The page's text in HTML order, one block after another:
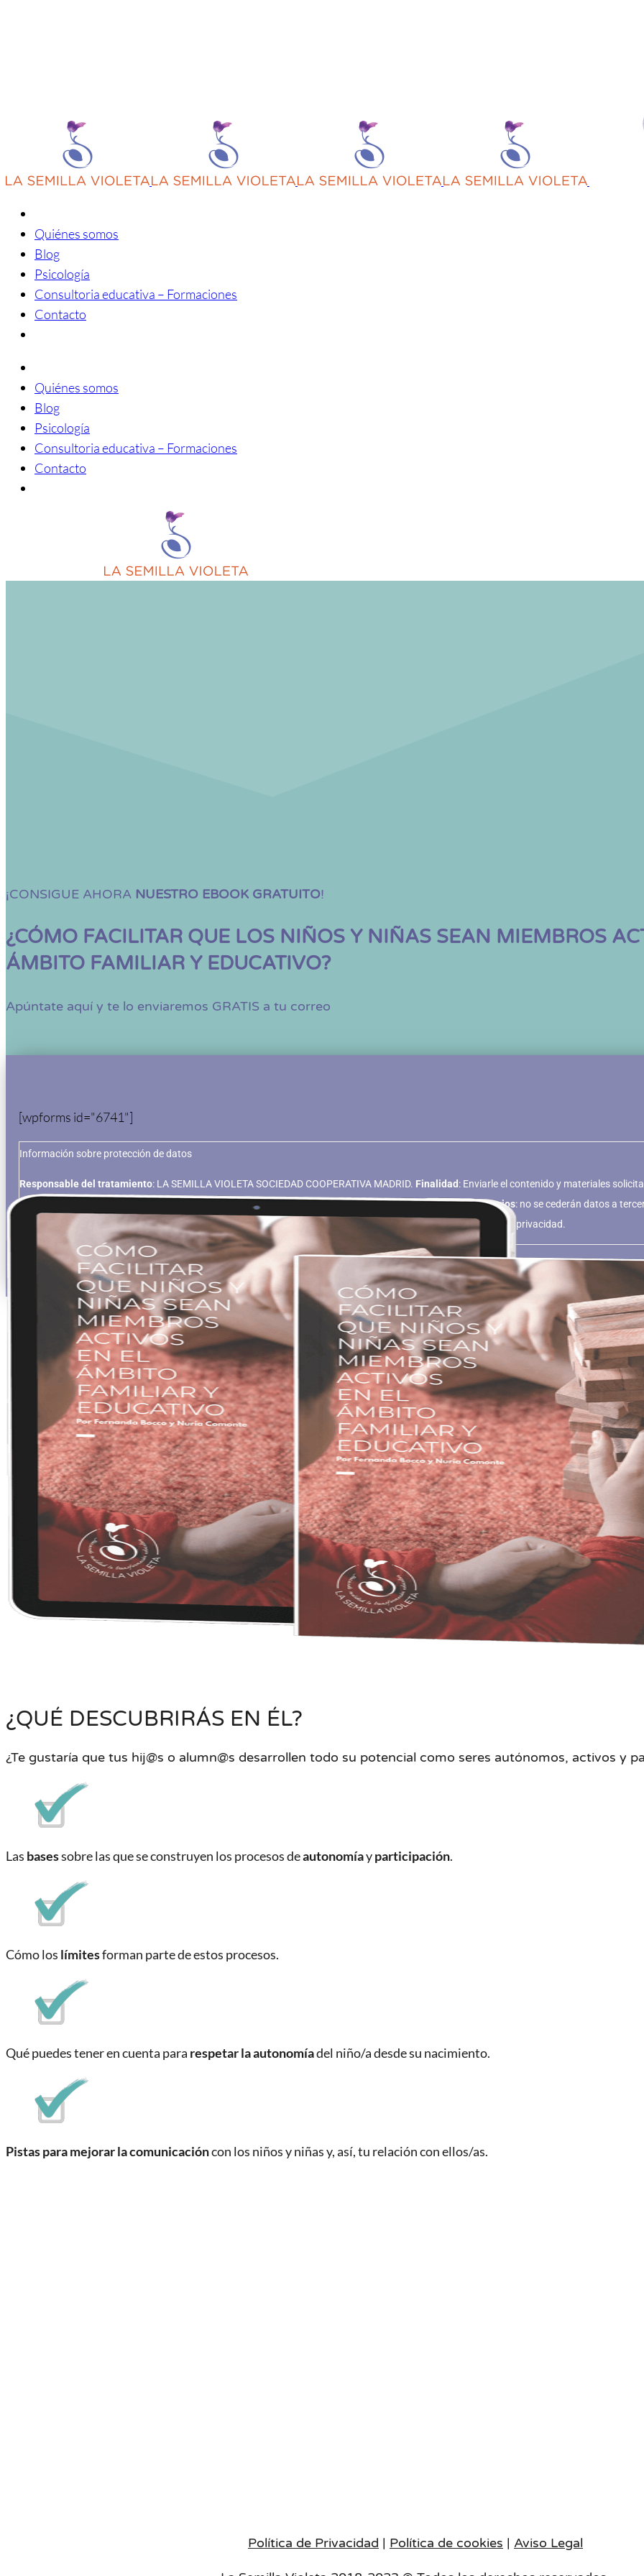
Quiénes somos
Blog
Psicología
Consultoria educativa – Formaciones
Contacto
Quiénes somos
Blog
Psicología
Consultoria educativa – Formaciones
Contacto
¡CONSIGUE AHORA NUESTRO EBOOK GRATUITO!
¿CÓMO FACILITAR QUE LOS NIÑOS Y NIÑAS SEAN MIEMBROS
ÁMBITO FAMILIAR Y EDUCATIVO?
Apúntate aquí y te lo enviaremos GRATIS a tu correo
[wpforms id="6741"]
Información sobre protección de datos
Responsable del tratamiento: LA SEMILLA VIOLETA SOCIEDAD COOPERATIVA MADRID. Finalidad : Enviarle el contenido y materiales
nuestros servicios, incluso por medios electrónicos.
Legitimación: Consentimiento del interesado.Destinatarios: no se cederán datos a
obligación legal.
Derechos: acceder, rectificar y suprimir los datos, así como los otros detallados en la Política de privacidad.
¿QUÉ DESCUBRIRÁS EN ÉL?
¿Te gustaría que tus hij@s o alumn@s desarrollen todo su potencial como seres autónomos, activos y
Las basessobre las que se construyen los procesos deautonomíayparticipación.
Cómo los límitesforman parte de estos procesos.
Qué puedes tener en cuenta para respetar la autonomíadel niño/a desde su nacimiento.
Pistas para mejorar la comunicacióncon los niños y niñas y, así, tu relación con ellos/as.
Política de Privacidad | Política de cookies | Aviso Legal